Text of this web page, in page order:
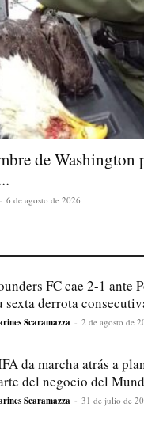
de Washington
- 6 de agosto de 2026
FC cae 2-1 ante
sexta derrota
Scaramazza - 2 de agosto de
da marcha atrás a
del negocio del
Scaramazza - 31 de julio de